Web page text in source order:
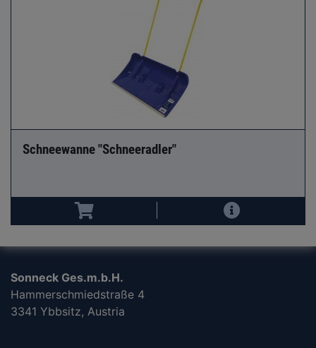
Schneewanne "Schneeradler"
Sonneck Ges.m.b.H.
Hammerschmiedstraße 4
3341 Ybbsitz, Austria